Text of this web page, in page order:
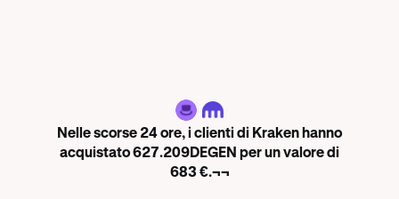
DEGEN
Nelle scorse 24 ore, i clienti di Kraken hanno
acquistato 627.209DEGEN per un valore di
683 €.¬¬